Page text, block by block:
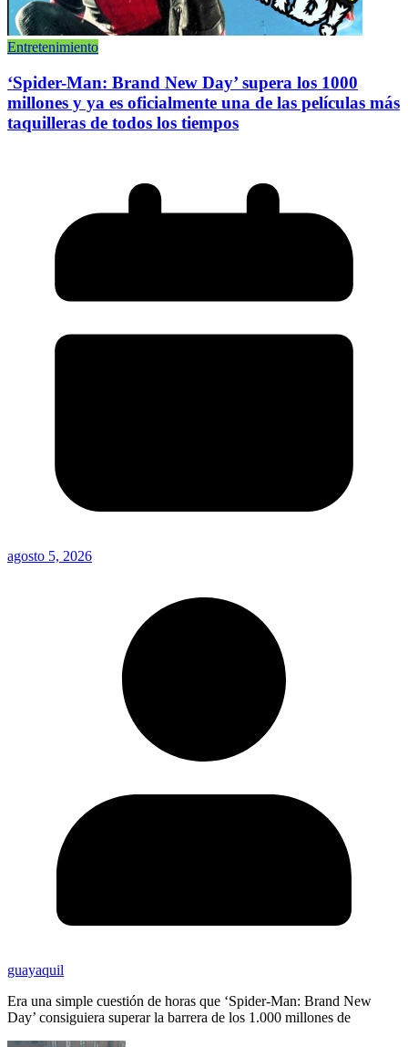
Entretenimiento
‘Spider-Man: Brand New Day’ supera los 1000
millones y ya es oficialmente una de las películas más
taquilleras de todos los tiempos
agosto 5, 2026
guayaquil
Era una simple cuestión de horas que ‘Spider-Man: Brand New
Day’ consiguiera superar la barrera de los 1.000 millones de